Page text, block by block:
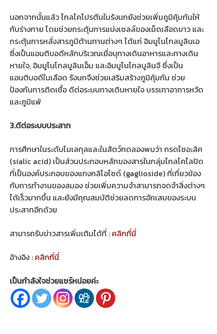
นอกจากนั้นแล้ว ไกลโคโปรตีนในรังนกยังช่วยเพิ่มภูมิคุ้มกันให้
กับร่างกาย โดยช่วยกระตุ้นการแบ่งเซลล์ของเม็ดเลือดขาว และ
กระตุ้นการหลั่งสารภูมิต้านทานต่างๆ ได้แก่ อิมมูโนโกลบูลินเอ
ซึ่งเป็นแอนติบอดีหลักบริเวณเยื่อบุทางเดินอาหารและทางเดิน
หายใจ, อิมมูโนโกลบูลินเอ็ม และอิมมูโนโกลบูลินจี ซึ่งเป็น
แอนติบอดีในเลือด รังนกจึงช่วยเสริมสร้างภูมิคุ้มกัน ช่วย
ป้องกันการติดเชื้อ ดีต่อระบบทางเดินหายใจ บรรเทาอาการหวัด
และภูมิแพ้
3.ดีต่อระบบประสาท
การศึกษาในระดับโมเลกุลและในสัตว์ทดลองพบว่า กรดไซอะลิค
(sialic acid) เป็นส่วนประกอบหลักของสารในกลุ่มไกลโคไลปิด
ที่เป็นองค์ประกอบของแกงกลิโอไซด์ (gaglioside) ที่เกี่ยวข้อง
กับการทำงานของสมอง ช่วยเพิ่มความจำสามารถจดจำสิ่งต่างๆ
ได้เร็วมากขึ้น และยังมีคุณสมบัติช่วยลดการอักเสบของระบบ
ประสาทอีกด้วย
สามารถรับข่าวสารเพิ่มเติมได้ที่ : คลิกที่นี่
อ้างอิง : คลิกที่นี่
เป็นกำลังใจช่วยแชร์หน่อยค่ะ